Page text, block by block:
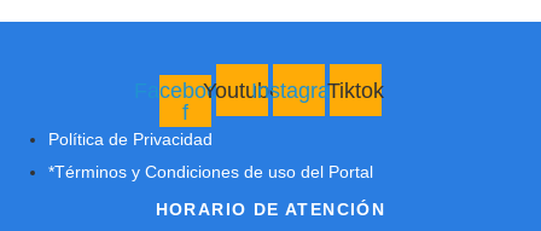
Facebook-
f
YoutubeInstagramTiktok
Política de Privacidad
*Términos y Condiciones de uso del Portal
HORARIO DE ATENCIÓN